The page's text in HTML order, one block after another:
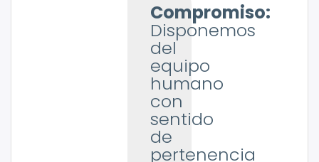
Compromiso:
Disponemos
del
equipo
humano
con
sentido
de
pertenencia